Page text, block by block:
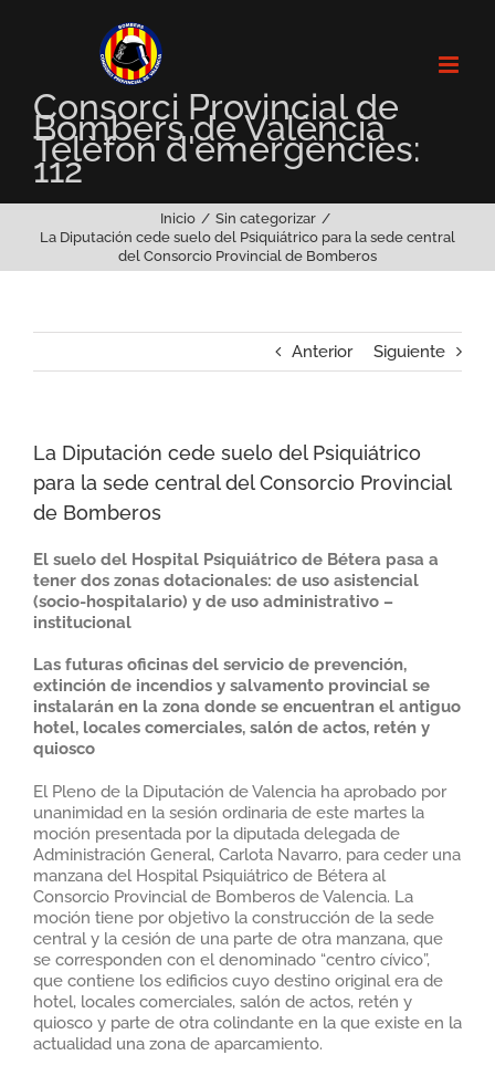
Consorci Provincial de
Bombers de València
Telèfon d'emergències:
112
Inicio
Sin categorizar
La Diputación cede suelo del Psiquiátrico para la sede central
del Consorcio Provincial de Bomberos
Anterior Siguiente
La Diputación cede suelo del Psiquiátrico
para la sede central del Consorcio Provincial
de Bomberos
El suelo del Hospital Psiquiátrico de Bétera pasa a
tener dos zonas dotacionales: de uso asistencial
(socio-hospitalario) y de uso administrativo –
institucional
Las futuras oficinas del servicio de prevención,
extinción de incendios y salvamento provincial se
instalarán en la zona donde se encuentran el antiguo
hotel, locales comerciales, salón de actos, retén y
quiosco
El Pleno de la Diputación de Valencia ha aprobado por
unanimidad en la sesión ordinaria de este martes la
moción presentada por la diputada delegada de
Administración General, Carlota Navarro, para ceder una
manzana del Hospital Psiquiátrico de Bétera al
Consorcio Provincial de Bomberos de Valencia. La
moción tiene por objetivo la construcción de la sede
central y la cesión de una parte de otra manzana, que
se corresponden con el denominado “centro cívico”,
que contiene los edificios cuyo destino original era de
hotel, locales comerciales, salón de actos, retén y
quiosco y parte de otra colindante en la que existe en la
actualidad una zona de aparcamiento.